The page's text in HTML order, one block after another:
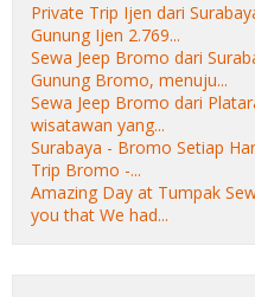
Private Trip Ijen dari
Gunung Ijen 2.769...
Sewa Jeep Bromo dari
Gunung Bromo, menuju...
Sewa Jeep Bromo dari
wisatawan yang...
Surabaya - Bromo Setiap
Trip Bromo -...
Amazing Day at Tumpak
you that We had...